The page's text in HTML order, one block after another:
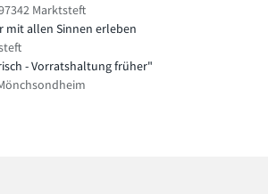
Marktsteft
mit allen Sinnen erleben
- Vorratshaltung früher"